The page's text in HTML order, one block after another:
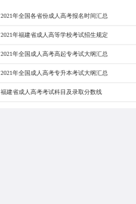
2021年全国各省份成人高考报名时间汇总
2021年福建省成人高等学校考试招生规定
2021年全国成人高考高起专考试大纲汇总
2021年全国成人高考专升本考试大纲汇总
福建省成人高考考试科目及录取分数线